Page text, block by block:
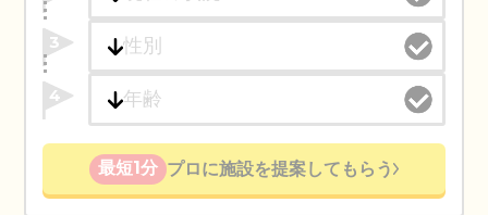
3
4
最短1分 プロに施設を提案してもらう